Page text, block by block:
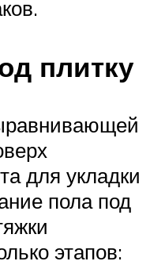
плитку
для укладки
пола под
этапов: